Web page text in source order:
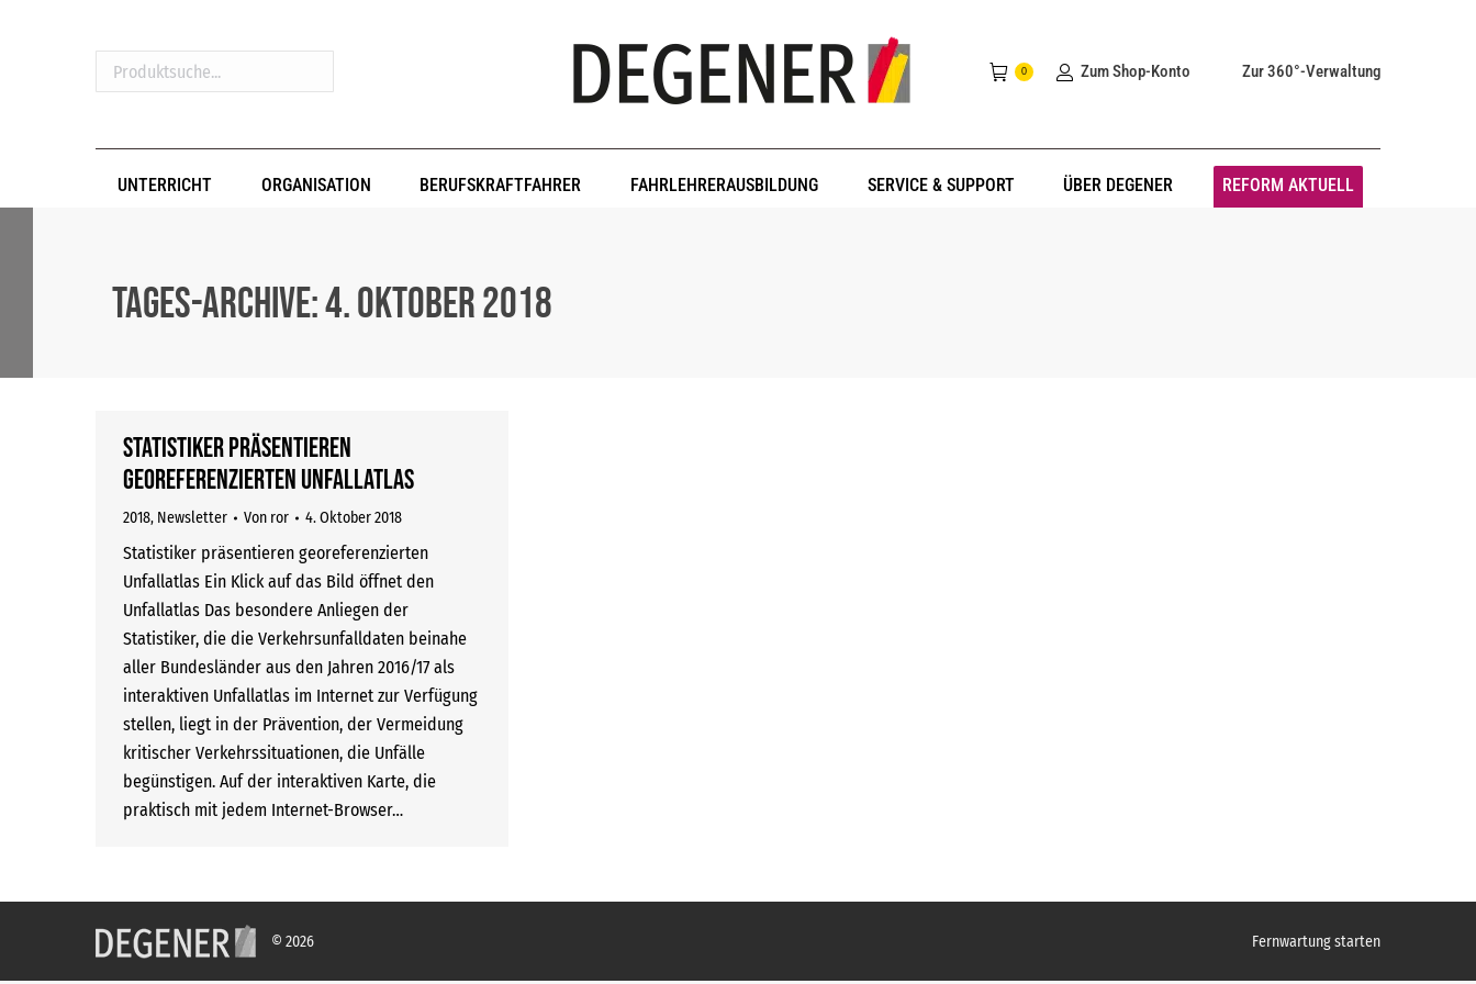
Produktsuche...
0 Zum Shop-Konto Zur 360°-Verwaltung
UNTERRICHT ORGANISATION BERUFSKRAFTFAHRER FAHRLEHRERAUSBILDUNG SERVICE & SUPPORT ÜBER DEGENER REFORM AKTUELL
Tages-Archive:4. Oktober 2018
Statistiker präsentieren
georeferenzierten Unfallatlas
2018, Newsletter Von ror 4. Oktober 2018
Statistiker präsentieren georeferenzierten
Unfallatlas Ein Klick auf das Bild öffnet den
Unfallatlas Das besondere Anliegen der
Statistiker, die die Verkehrsunfalldaten beinahe
aller Bundesländer aus den Jahren 2016/17 als
interaktiven Unfallatlas im Internet zur Verfügung
stellen, liegt in der Prävention, der Vermeidung
kritischer Verkehrssituationen, die Unfälle
begünstigen. Auf der interaktiven Karte, die
praktisch mit jedem Internet-Browser…
© 2026 Fernwartung starten